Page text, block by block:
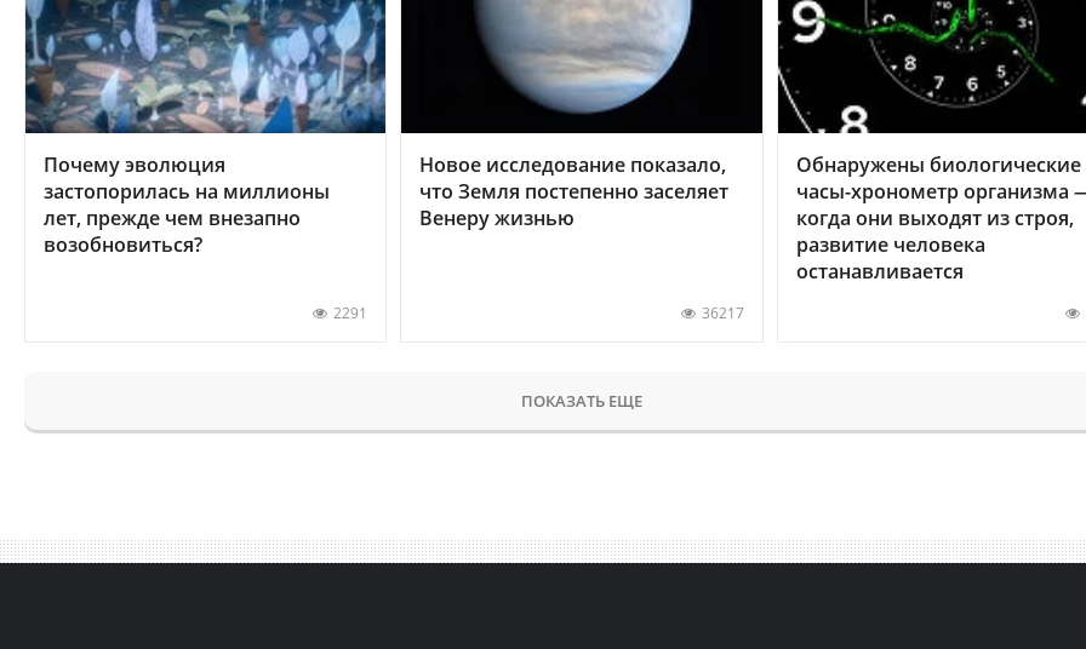
Почему эволюция
застопорилась на миллионы
лет, прежде чем внезапно
возобновиться?
2291
Новое исследование показало,
что Земля постепенно заселяет
Венеру жизнью
36217
Обнаружены биологические
часы-хронометр организма
когда они выходят из строя,
развитие человека
останавливается
ПОКАЗАТЬ ЕЩЕ